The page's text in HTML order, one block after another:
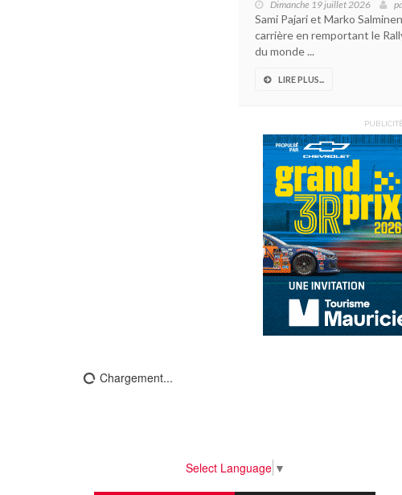
Dimanche 19 juillet 2026
Sami Pajari et Marko
carrière en remportant le
du monde ...
LIRE PLUS...
PUBLICITÉ
Chargement...
Select Language ▼